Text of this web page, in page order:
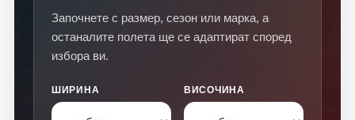
Започнете с размер, сезон или марка, а
останалите полета ще се адаптират според
избора ви.
ШИРИНА ВИСОЧИНА